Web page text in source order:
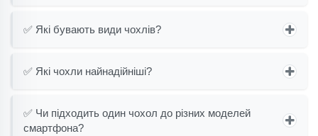
✅ Які бувають види чохлів?
✅ Які чохли найнадійніші?
✅ Чи підходить один чохол до різних моделей
смартфона?